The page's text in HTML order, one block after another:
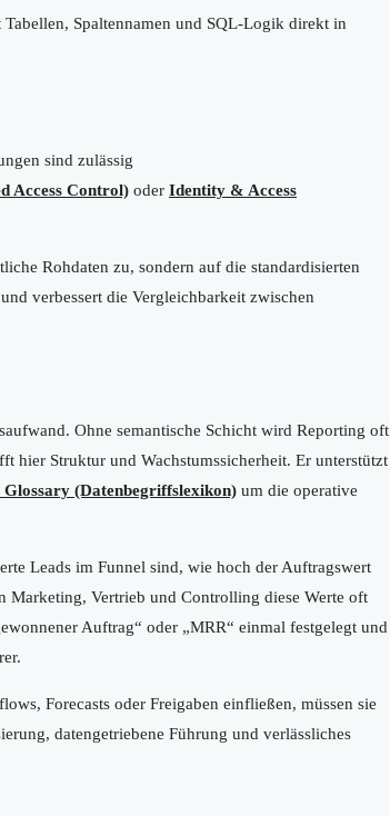
Spaltennamen und SQL-Logik direkt in
sind zulässig
Access Control) oder Identity & Access
Rohdaten zu, sondern auf die standardisierten
verbessert die Vergleichbarkeit zwischen
Ohne semantische Schicht wird Reporting oft
hier Struktur und Wachstumssicherheit. Er unterstützt
Glossary (Datenbegriffslexikon) um die operative
Leads im Funnel sind, wie hoch der Auftragswert
Marketing, Vertrieb und Controlling diese Werte oft
Auftrag“ oder „MRR“ einmal festgelegt und
Forecasts oder Freigaben einfließen, müssen sie
datengetriebene Führung und verlässliches